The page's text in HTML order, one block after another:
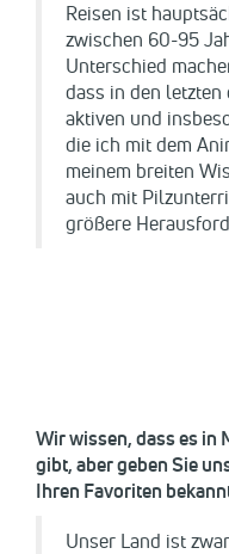
Reisen ist
zwischen 60-95
Unterschied
dass in den
aktiven und
die ich mit dem
meinem breiten
auch mit
größere
Wir wissen, dass es in
gibt, aber geben Sie
Ihren Favoriten
Unser Land ist